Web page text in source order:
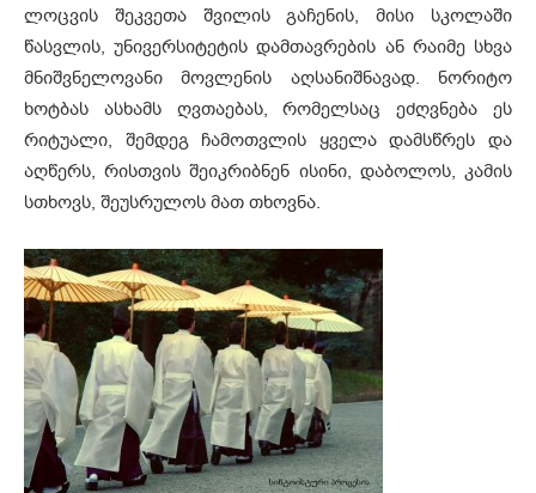
ლოცვის შეკვეთა შვილის გაჩენის, მისი სკოლაში
წასვლის, უნივერსიტეტის დამთავრების ან რაიმე სხვა
მნიშვნელოვანი მოვლენის აღსანიშნავად. ნორიტო
ხოტბას ასხამს ღვთაებას, რომელსაც ეძღვნება ეს
რიტუალი, შემდეგ ჩამოთვლის ყველა დამსწრეს და
აღწერს, რისთვის შეიკრიბნენ ისინი, დაბოლოს, კამის
სთხოვს, შეუსრულოს მათ თხოვნა.